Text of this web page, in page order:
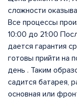
сложности
Все процессы
10:00 до 21:00
дается гарантия
готовы прийти на
день . Таким
садится батарея,
основная или